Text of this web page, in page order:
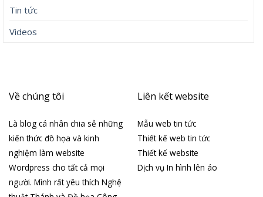
Tin tức
Videos
Về chúng tôi
Là blog cá nhân chia sẻ những
kiến thức đồ họa và kinh
nghiệm làm website
Wordpress cho tất cả mọi
người. Mình rất yêu thích Nghệ
Liên kết website
Mẫu web tin tức
Thiết kế web tin tức
Thiết kế website
Dịch vụ In hình lên áo